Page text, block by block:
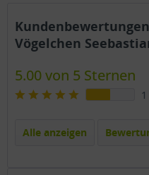
Vögelchen
5.00 von 5 Sternen
Alle anzeigen